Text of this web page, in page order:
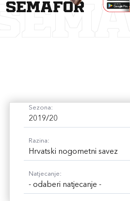
semafor
Sezona:
2019/20
Razina:
Hrvatski nogometni savez
Natjecanje:
- odaberi natjecanje -